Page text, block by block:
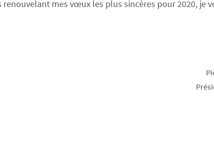
renouvelant mes vœux les plus sincères pour 2020, je